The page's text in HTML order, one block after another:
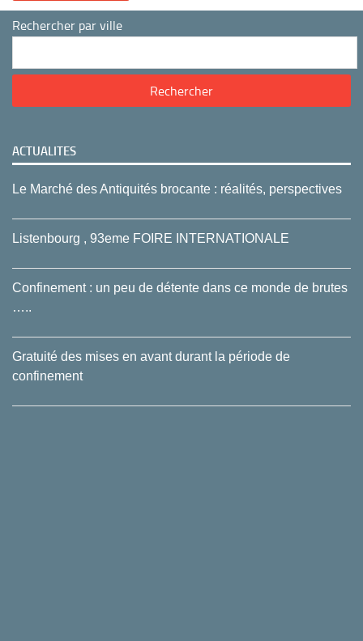
Rechercher par ville
ACTUALITES
Le Marché des Antiquités brocante : réalités, perspectives
Listenbourg , 93eme FOIRE INTERNATIONALE
Confinement : un peu de détente dans ce monde de brutes
…..
Gratuité des mises en avant durant la période de
confinement